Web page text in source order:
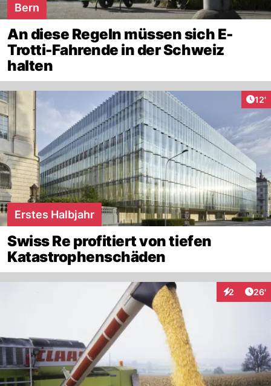
Bern
An diese Regeln müssen sich E-
Trotti-Fahrende in der Schweiz
halten
12'
Erstes Halbjahr
Swiss Re profitiert von tiefen
Katastrophenschäden
2 26'